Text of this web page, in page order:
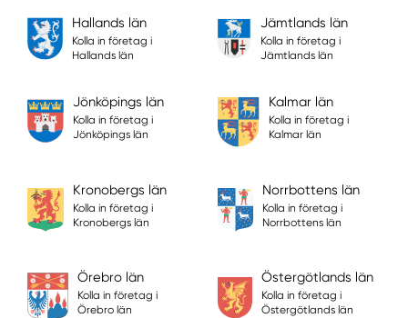
Hallands län
Kolla in företag i
Hallands län
Jämtlands län
Kolla in företag i
Jämtlands län
Jönköpings län
Kolla in företag i
Jönköpings län
Kalmar län
Kolla in företag i
Kalmar län
Kronobergs län
Kolla in företag i
Kronobergs län
Norrbottens län
Kolla in företag i
Norrbottens län
Örebro län
Kolla in företag i
Örebro län
Östergötlands län
Kolla in företag i
Östergötlands län